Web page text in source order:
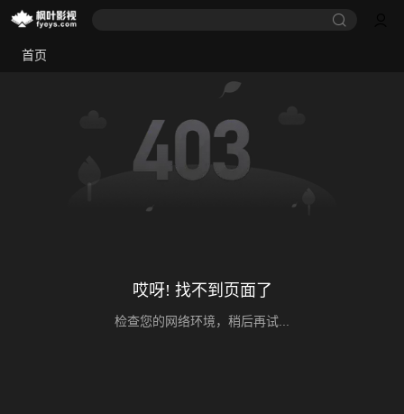
首页
哎呀! 找不到页面了
检查您的网络环境，稍后再试...